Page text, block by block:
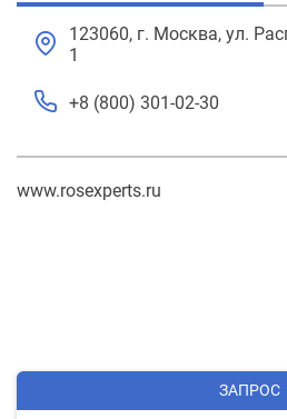
123060, г. Москва, ул.
1
+8 (800) 301-02-30
www.rosexperts.ru
ЗАПРОС